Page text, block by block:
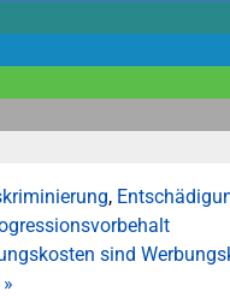
,
sind
»